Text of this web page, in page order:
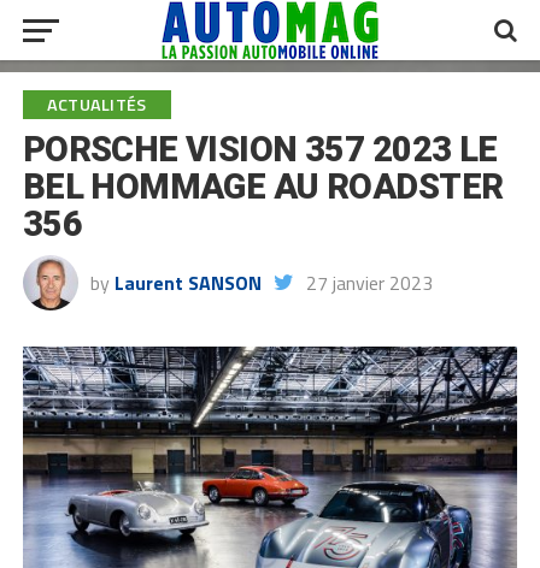
ACTUALITÉS
PORSCHE VISION 357 2023 LE
BEL HOMMAGE AU ROADSTER
356
by Laurent SANSON 27 janvier 2023